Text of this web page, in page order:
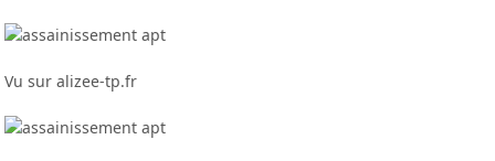
Vu sur alizee-tp.fr